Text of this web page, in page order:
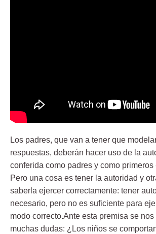
Los padres, que van a tener que
respuestas, deberán hacer uso de la
conferida como padres y como primeros
Pero una cosa es tener la autoridad y
saberla ejercer correctamente: tener
necesario, pero no es suficiente para
modo correcto.Ante esta premisa se
muchas dudas: ¿Los niños se